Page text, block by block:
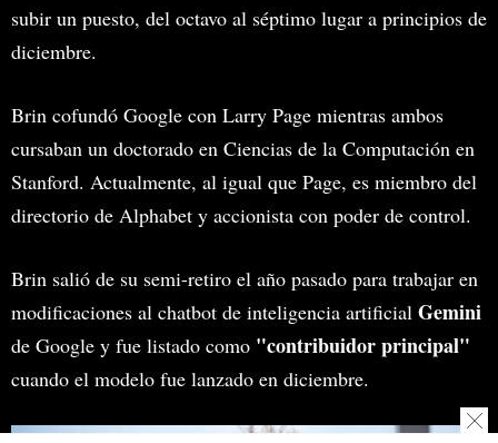
subir un puesto, del octavo al séptimo lugar a principios de
diciembre.
Brin cofundó Google con Larry Page mientras ambos
cursaban un doctorado en Ciencias de la Computación en
Stanford. Actualmente, al igual que Page, es miembro del
directorio de Alphabet y accionista con poder de control.
Brin salió de su semi-retiro el año pasado para trabajar en
modificaciones al chatbot de inteligencia artificial Gemini
de Google y fue listado como "contribuidor principal"
cuando el modelo fue lanzado en diciembre.